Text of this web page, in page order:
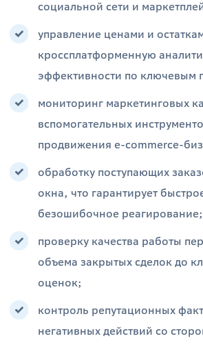
социальной сети и
управление ценами и
кроссплатформенную
эффективности по ключевым
мониторинг маркетинговых
вспомогательных
продвижения e-commerce-
обработку поступающих
окна, что гарантирует
безошибочное реагирование;
проверку качества работы
объема закрытых сделок до
оценок;
контроль репутационных
негативных действий со